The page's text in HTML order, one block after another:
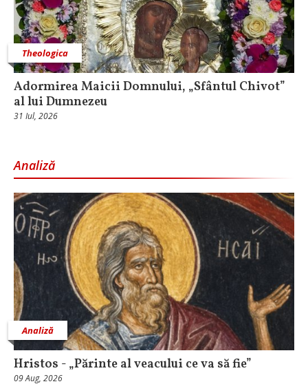
Theologica
Adormirea Maicii Domnului, „Sfântul Chivot”
al lui Dumnezeu
31 Iul, 2026
Analiză
Analiză
Hristos - „Părinte al veacului ce va să fie”
09 Aug, 2026